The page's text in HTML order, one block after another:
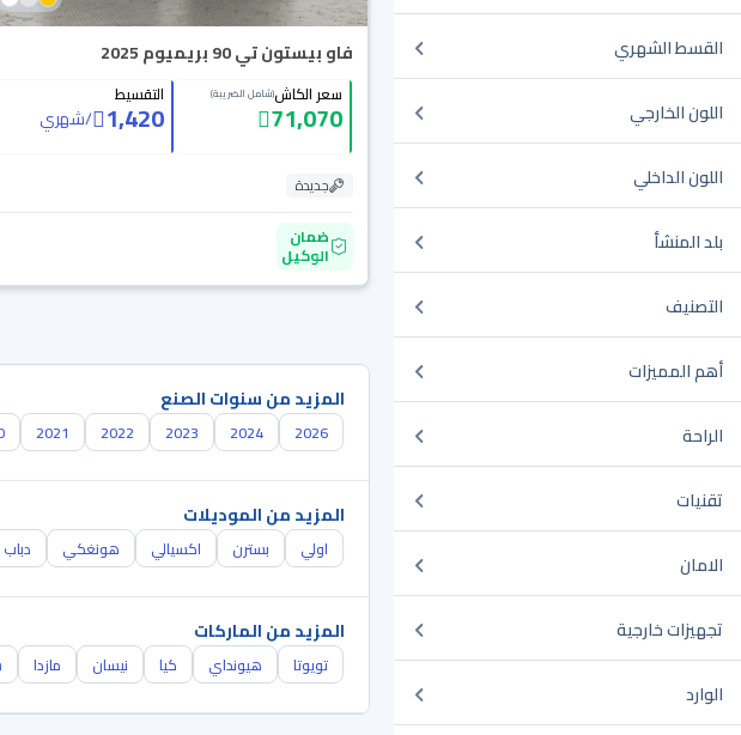
القسط الشهري
اللون الخارجي
اللون الداخلي
بلد المنشأ
التصنيف
أهم المميزات
الراحة
تقنيات
الامان
تجهيزات خارجية
الوارد
فاو بيستون تي 90 بريميوم 2025
سعر الكاش(شامل الضريبة)
71,070
التقسيط
1,420
/شهري
جديدة
ضمان
الوكيل
المزيد من سنوات الصنع
2026
2024
2023
2022
2021
المزيد من الموديلات
اولي بسترن اكسيالي هونغكي دباب
المزيد من الماركات
تويوتا هيونداي كيا نيسان مازدا